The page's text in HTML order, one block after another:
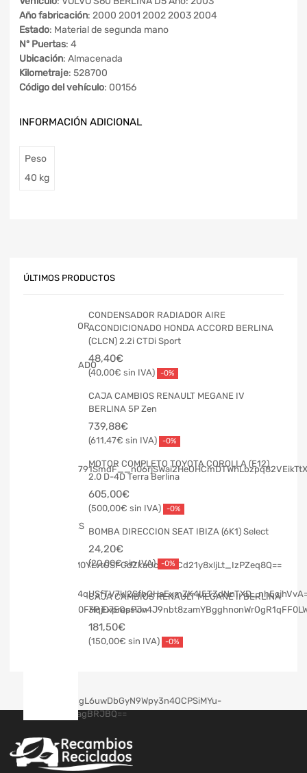
Año fabricación: 2000 2001 2002 2003 2004
Estado: Material de segunda mano
Nº Puertas: 4
Ubicación: Almacenada
Kilometraje: 528700
Código del vehículo: 00156
INFORMACIÓN ADICIONAL
Peso
40 kg
ÚLTIMOS PRODUCTOS
CONDENSADOR RADIADOR AIRE
ACONDICIONADO HONDA ACCORD BERLINA
(CLCN) 2.2i CTDi Sport
48,40€
40,00€ -0%
CAJA CAMBIOS RENAULT MEGANE IV
BERLINA 5P Zen
739,88€
611,47€ -0%
MOTOR COMPLETO TOYOTA COROLLA (E12)
2.0 D-4D Terra Berlina
605,00€
500,00€ -0%
BOMBA DIRECCION SEAT IBIZA (6K1) Select
24,20€
20,00€ -0%
CAJA CAMBIOS RENAULT MEGANE II BERLINA
3P Expression
181,50€
150,00€ -0%